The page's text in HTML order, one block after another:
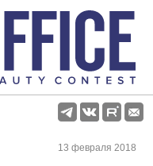
13 февраля 2018